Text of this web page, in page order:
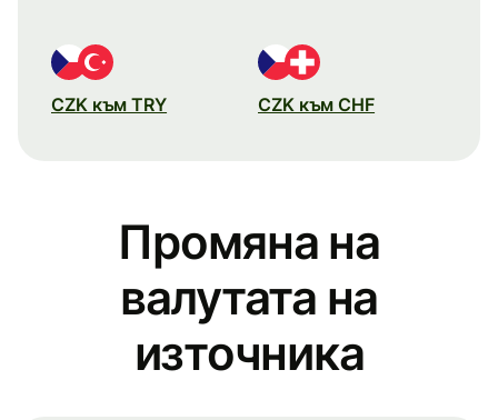
CZK към TRY CZK към CHF
Промяна на
валутата на
източника